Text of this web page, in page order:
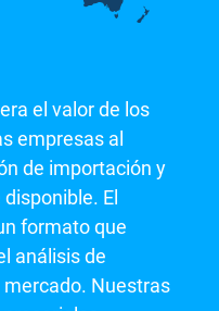
el valor de los
empresas al
de importación y
El
formato que
análisis de
Nuestras